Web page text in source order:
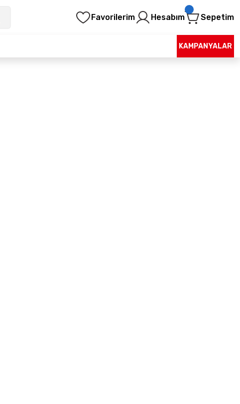
Favorilerim Hesabım Sepetim
KAMPANYALAR